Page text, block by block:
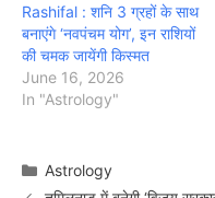
Rashifal : शनि 3 ग्रहों के साथ
बनाएंगे ‘नवपंचम योग’, इन राशियों
की चमक जायेंगी किस्मत
June 16, 2026
In "Astrology"
Categories
Astrology